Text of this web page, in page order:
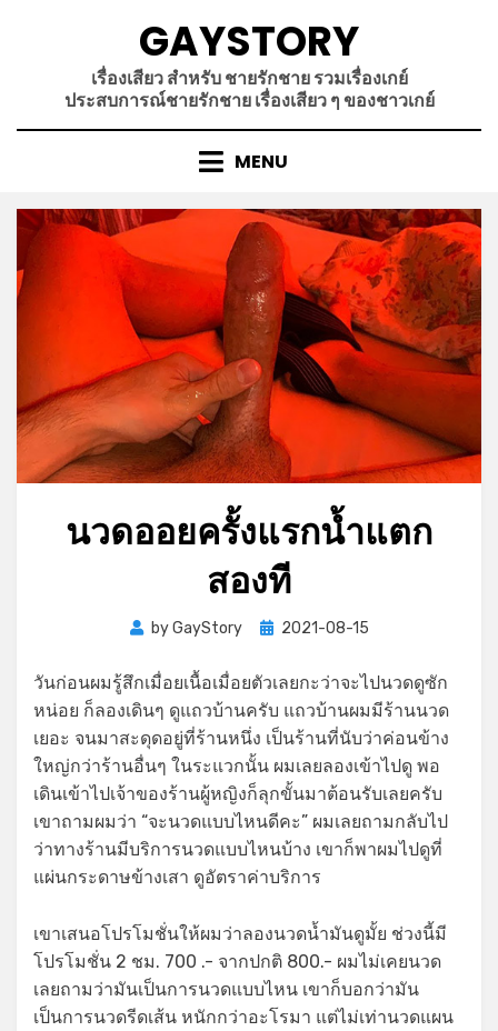
GAYSTORY
เรื่องเสียว สำหรับ ชายรักชาย รวมเรื่องเกย์
ประสบการณ์ชายรักชาย เรื่องเสียว ๆ ของชาวเกย์
MENU
นวดออยครั้งแรกน้ำแตก
สองที
byGayStory
Posted
2021-08-15
วันก่อนผมรู้สึกเมื่อยเนื้อเมื่อยตัวเลยกะว่าจะไปนวดดูซัก
หน่อย ก็ลองเดินๆ ดูแถวบ้านครับ แถวบ้านผมมีร้านนวด
เยอะ จนมาสะดุดอยู่ที่ร้านหนึ่ง เป็นร้านที่นับว่าค่อนข้าง
ใหญ่กว่าร้านอื่นๆ ในระแวกนั้น ผมเลยลองเข้าไปดู พอ
เดินเข้าไปเจ้าของร้านผู้หญิงก็ลุกขั้นมาต้อนรับเลยครับ
เขาถามผมว่า “จะนวดแบบไหนดีคะ” ผมเลยถามกลับไป
ว่าทางร้านมีบริการนวดแบบไหนบ้าง เขาก็พาผมไปดูที่
แผ่นกระดาษข้างเสา ดูอัตราค่าบริการ
เขาเสนอโปรโมชั่นให้ผมว่าลองนวดน้ำมันดูมั้ย ช่วงนี้มี
โปรโมชั่น 2 ชม. 700 .- จากปกติ 800.- ผมไม่เคยนวด
เลยถามว่ามันเป็นการนวดแบบไหน เขาก็บอกว่ามัน
เป็นการนวดรีดเส้น หนักกว่าอะโรมา แต่ไม่เท่านวดแผน